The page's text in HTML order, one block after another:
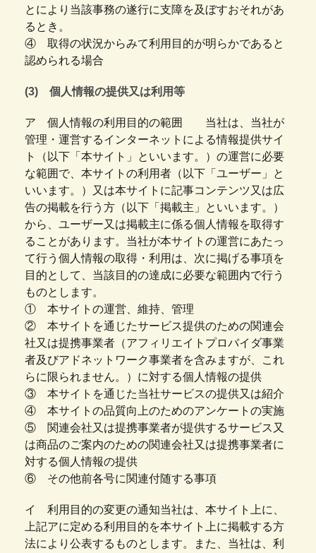
とにより当該事務の遂行に支障を及ぼすおそれがあ
るとき。
④ 取得の状況からみて利用目的が明らかであると
認められる場合
(3) 個人情報の提供又は利用等
ア 個人情報の利用目的の範囲 当社は、当社が
管理・運営するインターネットによる情報提供サイ
ト（以下「本サイト」といいます。）の運営に必要
な範囲で、本サイトの利用者（以下「ユーザー」と
いいます。）又は本サイトに記事コンテンツ又は広
告の掲載を行う方（以下「掲載主」といいます。）
から、ユーザー又は掲載主に係る個人情報を取得す
ることがあります。当社が本サイトの運営にあたっ
て行う個人情報の取得・利用は、次に掲げる事項を
目的として、当該目的の達成に必要な範囲内で行う
ものとします。
① 本サイトの運営、維持、管理
② 本サイトを通じたサービス提供のための関連会
社又は提携事業者（アフィリエイトプロバイダ事業
者及びアドネットワーク事業者を含みますが、これ
らに限られません。）に対する個人情報の提供
③ 本サイトを通じた当社サービスの提供又は紹介
④ 本サイトの品質向上のためのアンケートの実施
⑤ 関連会社又は提携事業者が提供するサービス又
は商品のご案内のための関連会社又は提携事業者に
対する個人情報の提供
⑥ その他前各号に関連付随する事項
イ 利用目的の変更の通知当社は、本サイト上に、
上記アに定める利用目的を本サイト上に掲載する方
法により公表するものとします。また、当社は、利